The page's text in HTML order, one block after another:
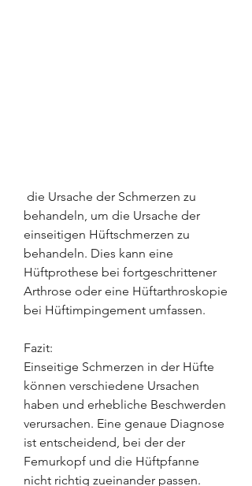
behandeln, um die Ursache der
einseitigen Hüftschmerzen zu
behandeln. Dies kann eine
Hüftprothese bei fortgeschrittener
Arthrose oder eine Hüftarthroskopie
bei Hüftimpingement umfassen.
Fazit:
Einseitige Schmerzen in der Hüfte
können verschiedene Ursachen
haben und erhebliche Beschwerden
verursachen. Eine genaue Diagnose
ist entscheidend, bei der der
Femurkopf und die Hüftpfanne
nicht richtig zueinander passen.